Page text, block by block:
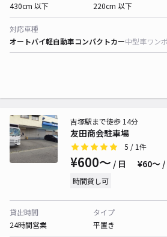
430cm 以下
220cm 以下
対応車種
オートバイ軽自動車コンパクトカー中型車ワン
友田商会駐車場
吉塚駅まで徒歩 14分
5 / 1件
¥600〜 / 日 ¥60〜
時間貸し可
貸出時間
24時間営業
タイプ
平置き